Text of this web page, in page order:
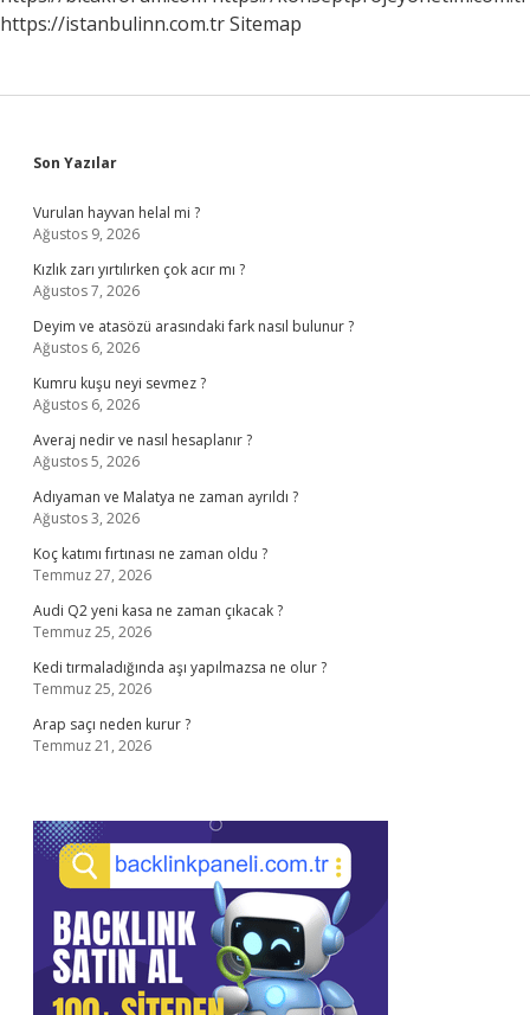
https://istanbulinn.com.trSitemap
Sidebar
Son Yazılar
Vurulan hayvan helal mi ?
Ağustos 9, 2026
Kızlık zarı yırtılırken çok acır mı ?
Ağustos 7, 2026
Deyim ve atasözü arasındaki fark nasıl bulunur ?
Ağustos 6, 2026
Kumru kuşu neyi sevmez ?
Ağustos 6, 2026
Averaj nedir ve nasıl hesaplanır ?
Ağustos 5, 2026
Adıyaman ve Malatya ne zaman ayrıldı ?
Ağustos 3, 2026
Koç katımı fırtınası ne zaman oldu ?
Temmuz 27, 2026
Audi Q2 yeni kasa ne zaman çıkacak ?
Temmuz 25, 2026
Kedi tırmaladığında aşı yapılmazsa ne olur ?
Temmuz 25, 2026
Arap saçı neden kurur ?
Temmuz 21, 2026